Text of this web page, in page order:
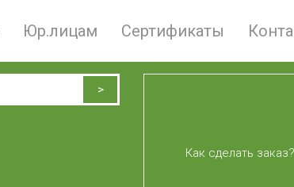
Юр.лицам Сертификаты
Как сделать заказ?